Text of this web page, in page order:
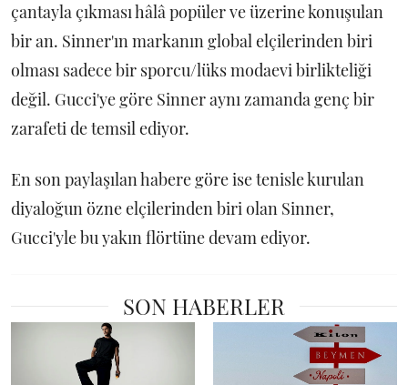
çantayla çıkması hâlâ popüler ve üzerine konuşulan
bir an. Sinner'ın markanın global elçilerinden biri
olması sadece bir sporcu/lüks modaevi birlikteliği
değil. Gucci'ye göre Sinner aynı zamanda genç bir
zarafeti de temsil ediyor.
En son paylaşılan habere göre ise tenisle kurulan
diyaloğun özne elçilerinden biri olan Sinner,
Gucci'yle bu yakın flörtüne devam ediyor.
SON HABERLER